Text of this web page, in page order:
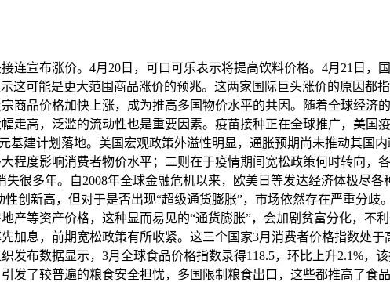
宣布涨价。4月20日，可口可乐表示将提高饮料价格。4月21日，
这可能是更大范围商品涨价的预兆。这两家国际巨头涨价的原因都
商品价格加快上涨，成为推高多国物价水平的共因。随着全球经济
走高，泛滥的流动性也是重要因素。疫苗接种正在全球推广，美国
基建计划落地。美国宏观政策外溢性明显，通胀预期尚未推动其国
程度影响消费者物价水平；二则在于疫情期间宽松政策何时转向，
很多年。自2008年全球金融危机以来，欧美日等发达经济体极尽
创新高，但对于是否出现“超级通货膨胀”，市场依然存在严重分
产等资产价格，这种显而易见的“通货膨胀”，会加剧贫富分化，不
息，前期宽松政策有所收紧。这三个国家3月消费者价格指数处于
发布数据显示，3月全球食品价格指数录得118.5，环比上升2.1%，
发了较普遍的粮食安全担忧，多国限制粮食出口，这些都推高了食品